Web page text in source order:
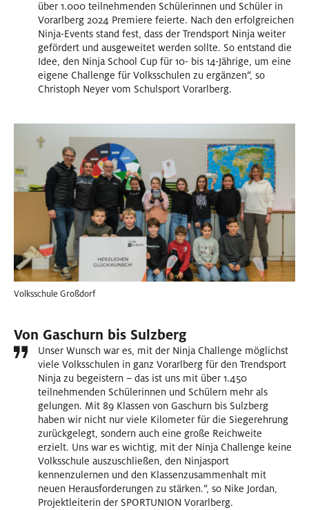
über 1.000 teilnehmenden Schülerinnen und Schüler in
Vorarlberg 2024 Premiere feierte. Nach den erfolgreichen
Ninja-Events stand fest, dass der Trendsport Ninja weiter
gefördert und ausgeweitet werden sollte. So entstand die
Idee, den Ninja School Cup für 10- bis 14-Jährige, um eine
eigene Challenge für Volksschulen zu ergänzen“, so
Christoph Neyer vom Schulsport Vorarlberg.
Volksschule Großdorf
Von Gaschurn bis Sulzberg
Unser Wunsch war es, mit der Ninja Challenge möglichst
viele Volksschulen in ganz Vorarlberg für den Trendsport
Ninja zu begeistern – das ist uns mit über 1.450
teilnehmenden Schülerinnen und Schülern mehr als
gelungen. Mit 89 Klassen von Gaschurn bis Sulzberg
haben wir nicht nur viele Kilometer für die Siegerehrung
zurückgelegt, sondern auch eine große Reichweite
erzielt. Uns war es wichtig, mit der Ninja Challenge keine
Volksschule auszuschließen, den Ninjasport
kennenzulernen und den Klassenzusammenhalt mit
neuen Herausforderungen zu stärken.“, so Nike Jordan,
Projektleiterin der SPORTUNION Vorarlberg.